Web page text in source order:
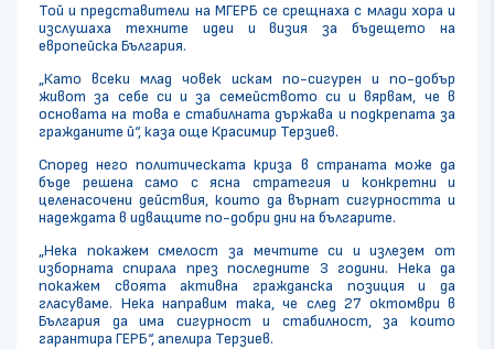
Той и представители на МГЕРБ се срещнаха с млади хора и
изслушаха техните идеи и визия за бъдещето на
европейска България.
„Като всеки млад човек искам по-сигурен и по-добър
живот за себе си и за семейството си и вярвам, че в
основата на това е стабилната държава и подкрепата за
гражданите й“, каза още Красимир Терзиев.
Според него политическата криза в страната може да
бъде решена само с ясна стратегия и конкретни и
целенасочени действия, които да върнат сигурността и
надеждата в идващите по-добри дни на българите.
„Нека покажем смелост за мечтите си и излезем от
изборната спирала през последните 3 години. Нека да
покажем своята активна гражданска позиция и да
гласуваме. Нека направим така, че след 27 октомври в
България да има сигурност и стабилност, за които
гарантира ГЕРБ“, апелира Терзиев.